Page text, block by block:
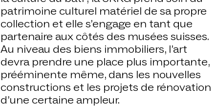
patrimoine culturel matériel de sa propre
collection et elle s’engage en tant que
partenaire aux côtés des musées suisses.
Au niveau des biens immobiliers, l’art
devra prendre une place plus importante,
prééminente même, dans les nouvelles
constructions et les projets de rénovation
d’une certaine ampleur.